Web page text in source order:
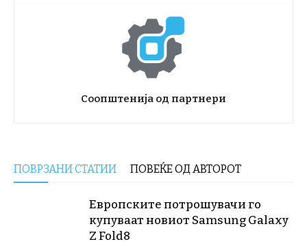
Соопштенија од партнери
ПОВРЗАНИ СТАТИИ ПОВЕЌЕ ОД АВТОРОТ
Европските потрошувачи го
купуваат новиот Samsung Galaxy
Z Fold8